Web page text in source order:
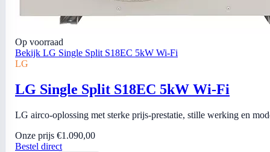
Op voorraad
Bekijk LG Single Split S18EC 5kW Wi-Fi
LG
LG Single Split S18EC 5kW Wi-Fi
LG airco-oplossing met sterke prijs-prestatie, stille werking en
Onze prijs €1.090,00
Bestel direct